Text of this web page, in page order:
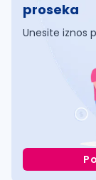
proseka
Unesite iznos